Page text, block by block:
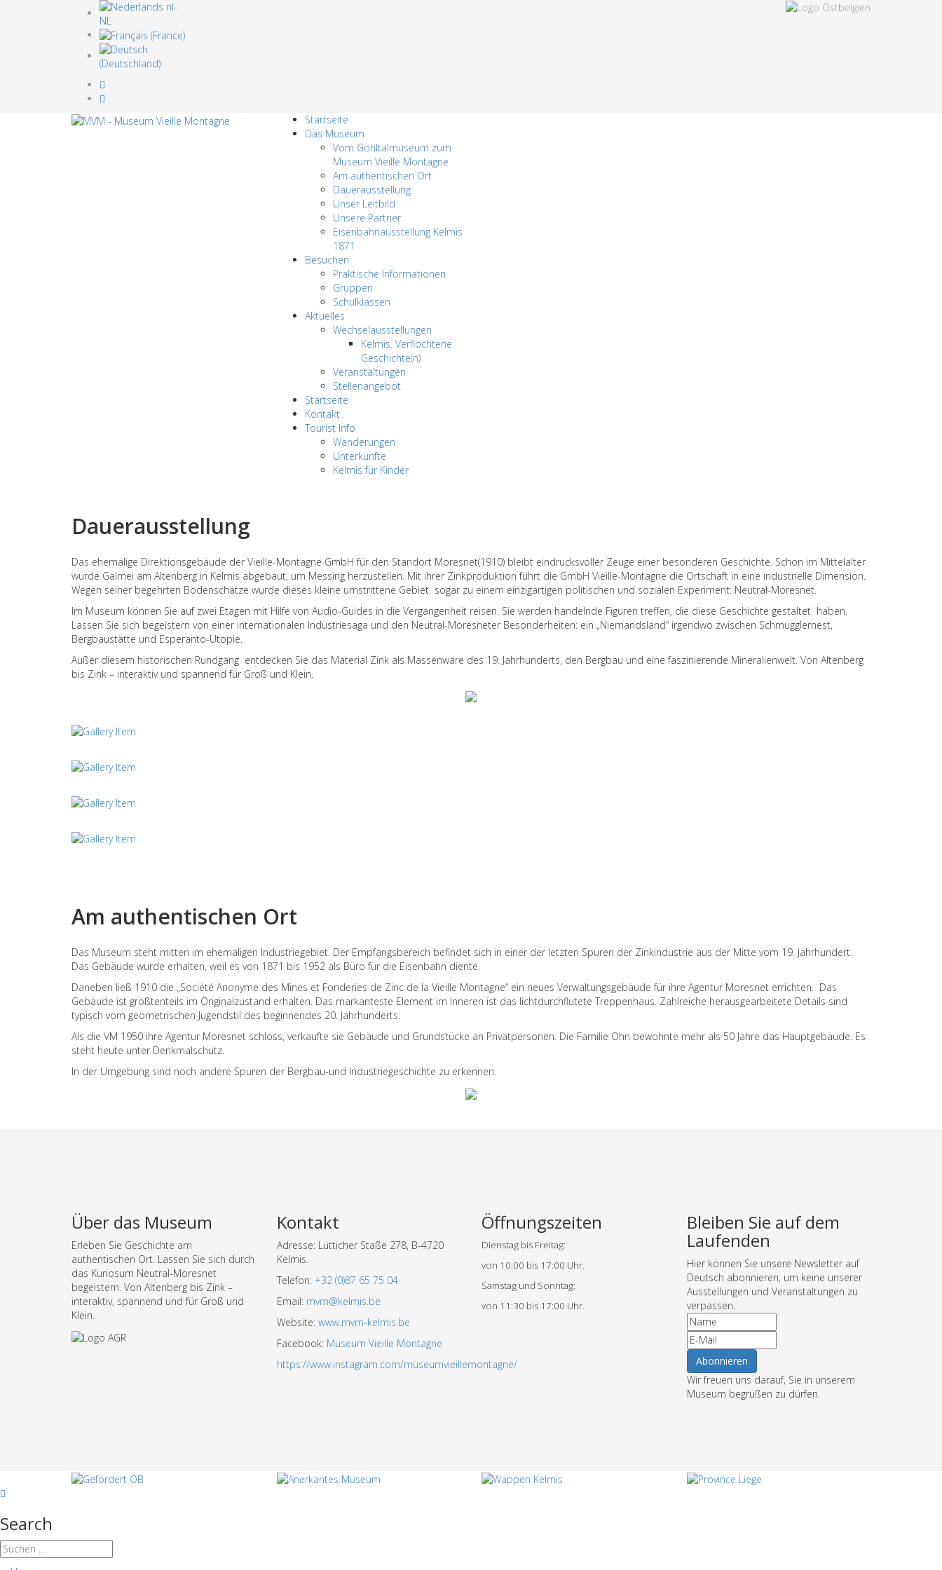
Startseite
Das Museum
Vom Göhltalmuseum zum
Museum Vieille Montagne
Am authentischen Ort
Dauerausstellung
Unser Leitbild
Unsere Partner
Eisenbahnausstellung Kelmis
1871
Besuchen
Praktische Informationen
Gruppen
Schulklassen
Aktuelles
Wechselausstellungen
Kelmis. Verflochtene
Geschichte(n)
Veranstaltungen
Stellenangebot
Startseite
Kontakt
Tourist Info
Wanderungen
Unterkünfte
Kelmis für Kinder
Dauerausstellung
Das ehemalige Direktionsgebäude der Vieille-Montagne GmbH für den Standort Moresnet(1910) bleibt eindrucksvoller Zeuge einer besonderen Geschichte. Schon im Mittelalter
wurde Galmei am Altenberg in Kelmis abgebaut, um Messing herzustellen. Mit ihrer Zinkproduktion führt die GmbH Vieille-Montagne die Ortschaft in eine industrielle Dimension.
Wegen seiner begehrten Bodenschätze wurde dieses kleine umstrittene Gebiet sogar zu einem einzigartigen politischen und sozialen Experiment: Neutral-Moresnet.
Im Museum können Sie auf zwei Etagen mit Hilfe von Audio-Guides in die Vergangenheit reisen. Sie werden handelnde Figuren treffen, die diese Geschichte gestaltet haben.
Lassen Sie sich begeistern von einer internationalen Industriesaga und den Neutral-Moresneter Besonderheiten: ein „Niemandsland“ irgendwo zwischen Schmugglernest,
Bergbaustätte und Esperanto-Utopie.
Außer diesem historischen Rundgang entdecken Sie das Material Zink als Massenware des 19. Jahrhunderts, den Bergbau und eine faszinierende Mineralienwelt. Von Altenberg
bis Zink – interaktiv und spannend für Groß und Klein.
Am authentischen Ort
Das Museum steht mitten im ehemaligen Industriegebiet. Der Empfangsbereich befindet sich in einer der letzten Spuren der Zinkindustrie aus der Mitte vom 19. Jahrhundert.
Das Gebäude wurde erhalten, weil es von 1871 bis 1952 als Büro für die Eisenbahn diente.
Daneben ließ 1910 die „Société Anonyme des Mines et Fonderies de Zinc de la Vieille Montagne“ ein neues Verwaltungsgebäude für ihre Agentur Moresnet errichten. Das
Gebäude ist größtenteils im Originalzustand erhalten. Das markanteste Element im Inneren ist das lichtdurchflutete Treppenhaus. Zahlreiche herausgearbeitete Details sind
typisch vom geometrischen Jugendstil des beginnendes 20. Jahrhunderts.
Als die VM 1950 ihre Agentur Moresnet schloss, verkaufte sie Gebäude und Grundstücke an Privatpersonen. Die Familie Ohn bewohnte mehr als 50 Jahre das Hauptgebäude. Es
steht heute unter Denkmalschutz.
In der Umgebung sind noch andere Spuren der Bergbau-und Industriegeschichte zu erkennen.
Über das Museum
Erleben Sie Geschichte am
authentischen Ort. Lassen Sie sich durch
das Kuriosum Neutral-Moresnet
begeistern. Von Altenberg bis Zink –
interaktiv, spannend und für Groß und
Klein.
Kontakt
Adresse: Lütticher Staße 278, B-4720
Kelmis.
Telefon: +32 (0)87 65 75 04
Email: mvm@kelmis.be
Website: www.mvm-kelmis.be
Facebook: Museum Vieille Montagne
https://www.instagram.com/museumvieillemontagne/
Öffnungszeiten
Dienstag bis Freitag:
von 10:00 bis 17:00 Uhr.
Samstag und Sonntag:
von 11:30 bis 17:00 Uhr.
Bleiben Sie auf dem
Laufenden
Hier können Sie unsere Newsletter auf
Deutsch abonnieren, um keine unserer
Ausstellungen und Veranstaltungen zu
verpassen.
Wir freuen uns darauf, Sie in unserem
Museum begrüßen zu dürfen.
Search